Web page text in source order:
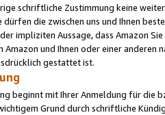
schriftliche Zustimmung keine
die zwischen uns und Ihnen
impliziten Aussage, dass Amazon
Amazon und Ihnen oder einer
gestattet ist.
beginnt mit Ihrer Anmeldung für die
Grund durch schriftliche